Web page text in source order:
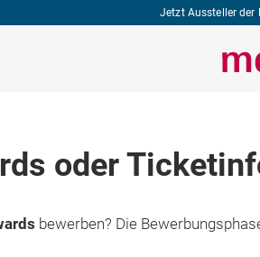
Jetzt Aussteller der
oder
bewerben? Die